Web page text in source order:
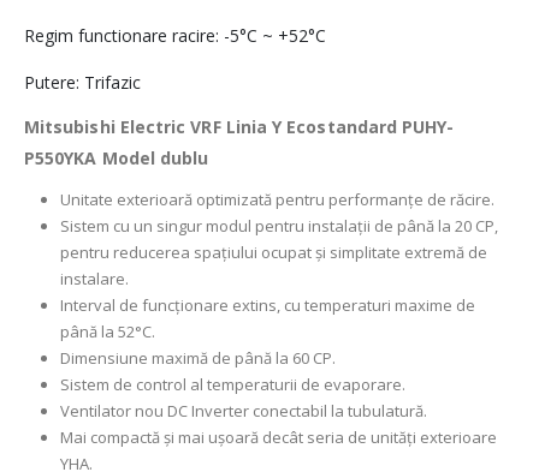
Regim functionare racire: -5°C ~ +52°C
Putere: Trifazic
Mitsubishi Electric VRF Linia Y Ecostandard PUHY-
P550YKA Model dublu
Unitate exterioară optimizată pentru performanțe de răcire.
Sistem cu un singur modul pentru instalații de până la 20 CP,
pentru reducerea spațiului ocupat și simplitate extremă de
instalare.
Interval de funcționare extins, cu temperaturi maxime de
până la 52°C.
Dimensiune maximă de până la 60 CP.
Sistem de control al temperaturii de evaporare.
Ventilator nou DC Inverter conectabil la tubulatură.
Mai compactă și mai ușoară decât seria de unități exterioare
YHA.